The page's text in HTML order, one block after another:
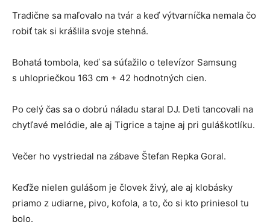
Tradične sa maľovalo na tvár a keď výtvarníčka nemala čo
robiť tak si krášlila svoje stehná.
Bohatá tombola, keď sa súťažilo o televízor Samsung
s uhlopriečkou 163 cm + 42 hodnotných cien.
Po celý čas sa o dobrú náladu staral DJ. Deti tancovali na
chytľavé melódie, ale aj Tigrice a tajne aj pri guláškotlíku.
Večer ho vystriedal na zábave Štefan Repka Goral.
Keďže nielen gulášom je človek živý, ale aj klobásky
priamo z udiarne, pivo, kofola, a to, čo si kto priniesol tu
bolo.